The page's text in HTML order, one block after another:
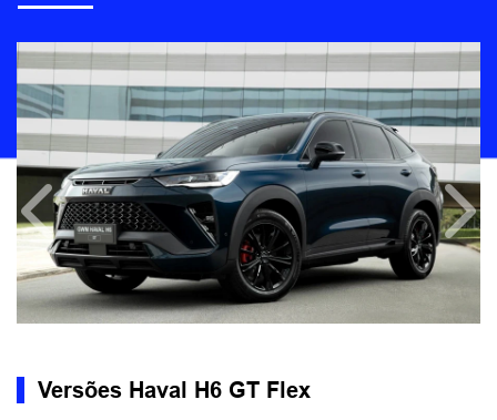
Anterior
Versões Haval H6 GT Flex